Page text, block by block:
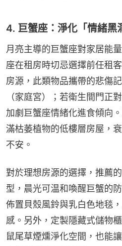
4. 巨蟹座：淨化「情緒黑
月亮主導的巨蟹座對家居能
座在租房時切忌選擇前任租
房源，此類物品攜帶的悲傷
（家庭宮）；若衛生間門正
加劇巨蟹座情緒化進食傾向
滿枯萎植物的低樓層房屋，
不安。
對於理想房源的選擇，推薦
型，晨光可温和喚醒巨蟹的
佈置貝殼風鈴與乳白色地毯
感。另外，定製隱藏式儲物
鼠尾草煙燻淨化空間，也能